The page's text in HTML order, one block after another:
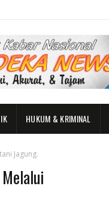
HUKUM & KRIMINAL
Jagung.